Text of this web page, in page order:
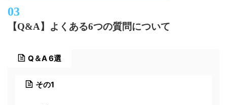
【Q&A】よくある6つの質問について
Q＆A 6選
その1